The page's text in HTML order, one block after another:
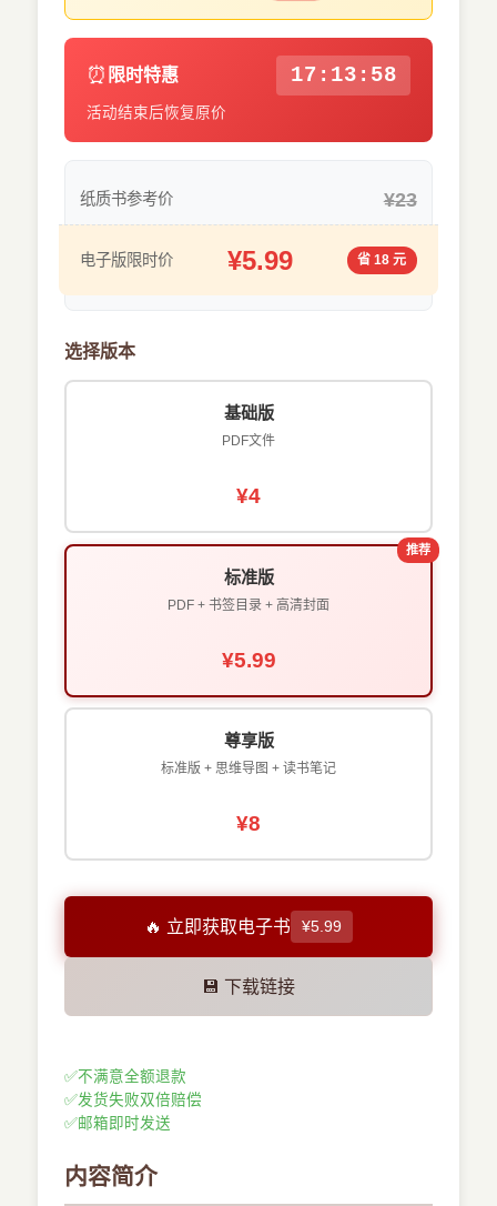
⏰ 限时特惠 17:13:58
活动结束后恢复原价
纸质书参考价 ¥23
电子版限时价 ¥5.99 省 18 元
选择版本
基础版
PDF文件
¥4
推荐
标准版
PDF + 书签目录 + 高清封面
¥5.99
尊享版
标准版 + 思维导图 + 读书笔记
¥8
🔥 立即获取电子书 ¥5.99
💾 下载链接
✅不满意全额退款
✅发货失败双倍赔偿
✅邮箱即时发送
内容简介